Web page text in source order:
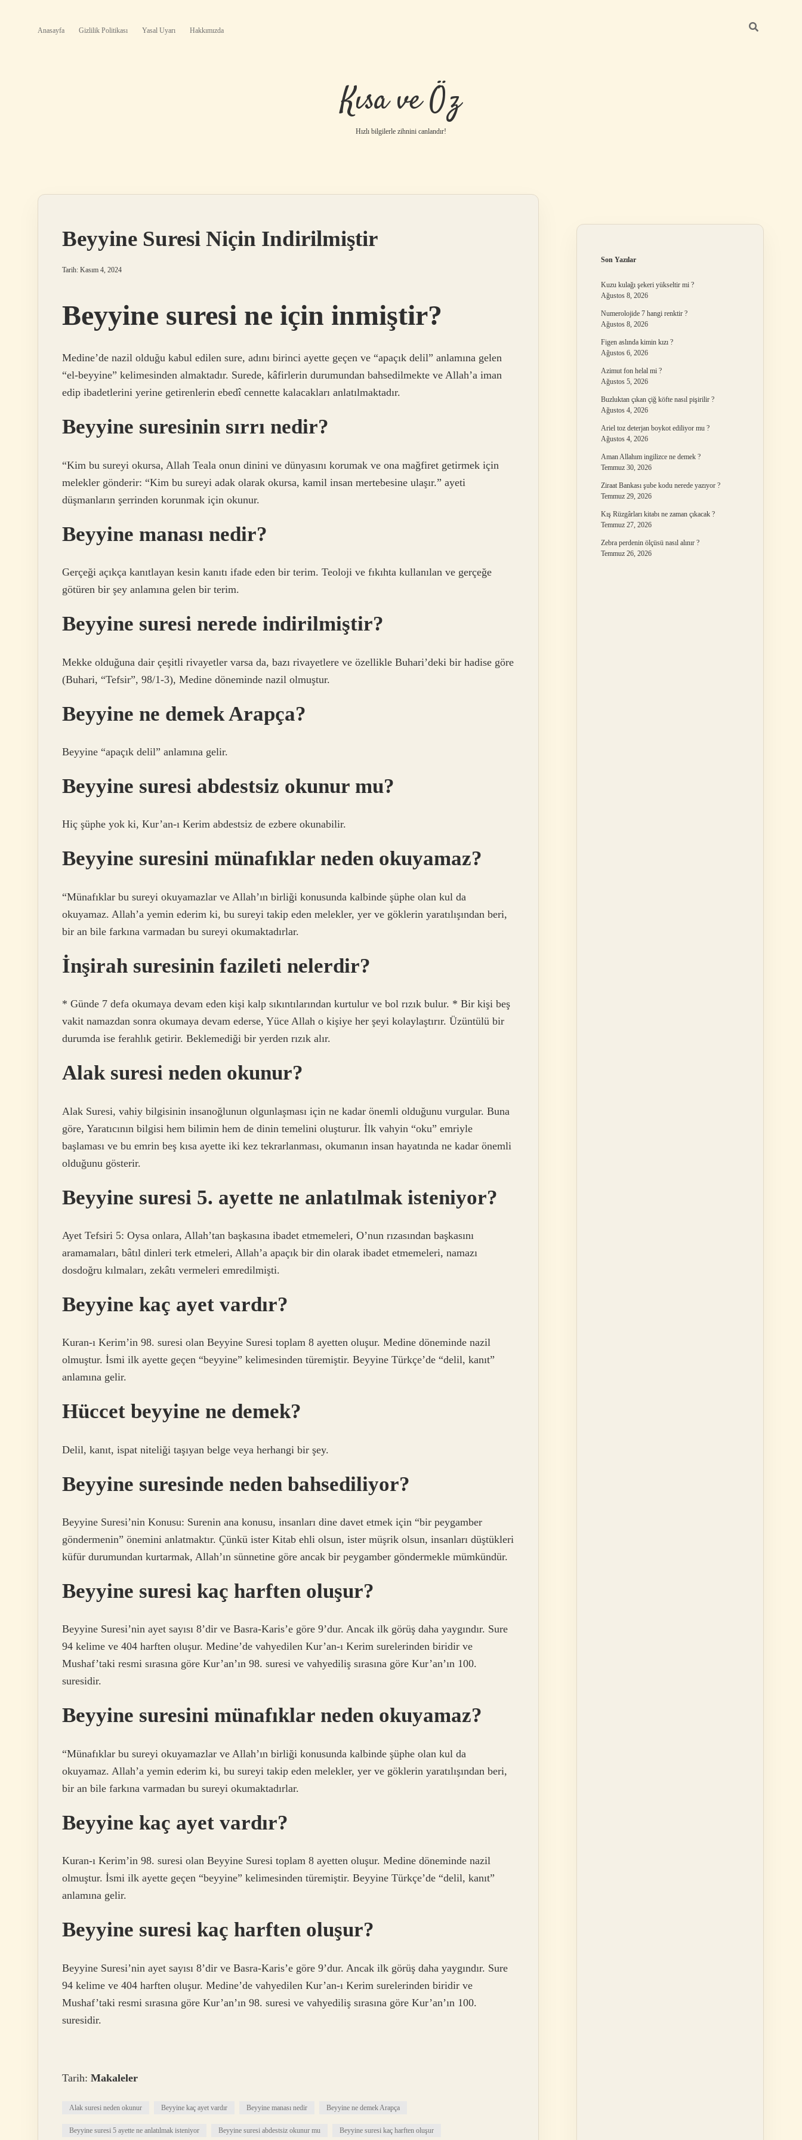
Anasayfa Gizlilik Politikası Yasal Uyarı Hakkımızda
Kısa ve Öz
Hızlı bilgilerle zihnini canlandır!
Beyyine Suresi Niçin Indirilmiştir
Tarih: Kasım 4, 2024
Beyyine suresi ne için inmiştir?
Medine’de nazil olduğu kabul edilen sure, adını birinci ayette geçen ve “apaçık delil” anlamına gelen
“el-beyyine” kelimesinden almaktadır. Surede, kâfirlerin durumundan bahsedilmekte ve Allah’a iman
edip ibadetlerini yerine getirenlerin ebedî cennette kalacakları anlatılmaktadır.
Beyyine suresinin sırrı nedir?
“Kim bu sureyi okursa, Allah Teala onun dinini ve dünyasını korumak ve ona mağfiret getirmek için
melekler gönderir: “Kim bu sureyi adak olarak okursa, kamil insan mertebesine ulaşır.” ayeti
düşmanların şerrinden korunmak için okunur.
Beyyine manası nedir?
Gerçeği açıkça kanıtlayan kesin kanıtı ifade eden bir terim. Teoloji ve fıkıhta kullanılan ve gerçeğe
götüren bir şey anlamına gelen bir terim.
Beyyine suresi nerede indirilmiştir?
Mekke olduğuna dair çeşitli rivayetler varsa da, bazı rivayetlere ve özellikle Buhari’deki bir hadise göre
(Buhari, “Tefsir”, 98/1-3), Medine döneminde nazil olmuştur.
Beyyine ne demek Arapça?
Beyyine “apaçık delil” anlamına gelir.
Beyyine suresi abdestsiz okunur mu?
Hiç şüphe yok ki, Kur’an-ı Kerim abdestsiz de ezbere okunabilir.
Beyyine suresini münafıklar neden okuyamaz?
“Münafıklar bu sureyi okuyamazlar ve Allah’ın birliği konusunda kalbinde şüphe olan kul da
okuyamaz. Allah’a yemin ederim ki, bu sureyi takip eden melekler, yer ve göklerin yaratılışından beri,
bir an bile farkına varmadan bu sureyi okumaktadırlar.
İnşirah suresinin fazileti nelerdir?
* Günde 7 defa okumaya devam eden kişi kalp sıkıntılarından kurtulur ve bol rızık bulur. * Bir kişi beş
vakit namazdan sonra okumaya devam ederse, Yüce Allah o kişiye her şeyi kolaylaştırır. Üzüntülü bir
durumda ise ferahlık getirir. Beklemediği bir yerden rızık alır.
Alak suresi neden okunur?
Alak Suresi, vahiy bilgisinin insanoğlunun olgunlaşması için ne kadar önemli olduğunu vurgular. Buna
göre, Yaratıcının bilgisi hem bilimin hem de dinin temelini oluşturur. İlk vahyin “oku” emriyle
başlaması ve bu emrin beş kısa ayette iki kez tekrarlanması, okumanın insan hayatında ne kadar önemli
olduğunu gösterir.
Beyyine suresi 5. ayette ne anlatılmak isteniyor?
Ayet Tefsiri 5: Oysa onlara, Allah’tan başkasına ibadet etmemeleri, O’nun rızasından başkasını
aramamaları, bâtıl dinleri terk etmeleri, Allah’a apaçık bir din olarak ibadet etmemeleri, namazı
dosdoğru kılmaları, zekâtı vermeleri emredilmişti.
Beyyine kaç ayet vardır?
Kuran-ı Kerim’in 98. suresi olan Beyyine Suresi toplam 8 ayetten oluşur. Medine döneminde nazil
olmuştur. İsmi ilk ayette geçen “beyyine” kelimesinden türemiştir. Beyyine Türkçe’de “delil, kanıt”
anlamına gelir.
Hüccet beyyine ne demek?
Delil, kanıt, ispat niteliği taşıyan belge veya herhangi bir şey.
Beyyine suresinde neden bahsediliyor?
Beyyine Suresi’nin Konusu: Surenin ana konusu, insanları dine davet etmek için “bir peygamber
göndermenin” önemini anlatmaktır. Çünkü ister Kitab ehli olsun, ister müşrik olsun, insanları düştükleri
küfür durumundan kurtarmak, Allah’ın sünnetine göre ancak bir peygamber göndermekle mümkündür.
Beyyine suresi kaç harften oluşur?
Beyyine Suresi’nin ayet sayısı 8’dir ve Basra-Karis’e göre 9’dur. Ancak ilk görüş daha yaygındır. Sure
94 kelime ve 404 harften oluşur. Medine’de vahyedilen Kur’an-ı Kerim surelerinden biridir ve
Mushaf’taki resmi sırasına göre Kur’an’ın 98. suresi ve vahyediliş sırasına göre Kur’an’ın 100.
suresidir.
Beyyine suresini münafıklar neden okuyamaz?
“Münafıklar bu sureyi okuyamazlar ve Allah’ın birliği konusunda kalbinde şüphe olan kul da
okuyamaz. Allah’a yemin ederim ki, bu sureyi takip eden melekler, yer ve göklerin yaratılışından beri,
bir an bile farkına varmadan bu sureyi okumaktadırlar.
Beyyine kaç ayet vardır?
Kuran-ı Kerim’in 98. suresi olan Beyyine Suresi toplam 8 ayetten oluşur. Medine döneminde nazil
olmuştur. İsmi ilk ayette geçen “beyyine” kelimesinden türemiştir. Beyyine Türkçe’de “delil, kanıt”
anlamına gelir.
Beyyine suresi kaç harften oluşur?
Beyyine Suresi’nin ayet sayısı 8’dir ve Basra-Karis’e göre 9’dur. Ancak ilk görüş daha yaygındır. Sure
94 kelime ve 404 harften oluşur. Medine’de vahyedilen Kur’an-ı Kerim surelerinden biridir ve
Mushaf’taki resmi sırasına göre Kur’an’ın 98. suresi ve vahyediliş sırasına göre Kur’an’ın 100.
suresidir.
Tarih: Makaleler
Alak suresi neden okunur Beyyine kaç ayet vardır Beyyine manası nedir Beyyine ne demek Arapça
Beyyine suresi 5 ayette ne anlatılmak isteniyor Beyyine suresi abdestsiz okunur mu Beyyine suresi kaç harften oluşur
Son Yazılar
Kuzu kulağı şekeri yükseltir mi ?
Ağustos 8, 2026
Numerolojide 7 hangi renktir ?
Ağustos 8, 2026
Figen aslında kimin kızı ?
Ağustos 6, 2026
Azimut fon helal mi ?
Ağustos 5, 2026
Buzluktan çıkan çiğ köfte nasıl pişirilir ?
Ağustos 4, 2026
Ariel toz deterjan boykot ediliyor mu ?
Ağustos 4, 2026
Aman Allahım ingilizce ne demek ?
Temmuz 30, 2026
Ziraat Bankası şube kodu nerede yazıyor ?
Temmuz 29, 2026
Kış Rüzgârları kitabı ne zaman çıkacak ?
Temmuz 27, 2026
Zebra perdenin ölçüsü nasıl alınır ?
Temmuz 26, 2026